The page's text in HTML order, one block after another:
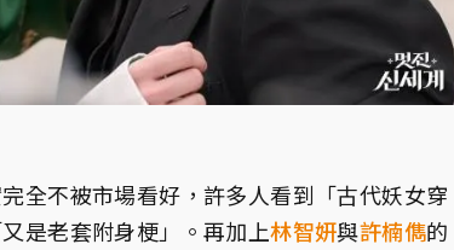
全不被市場看好，許多人看到「古代妖女穿
是老套附身梗」。再加上林智妍與許楠儁的